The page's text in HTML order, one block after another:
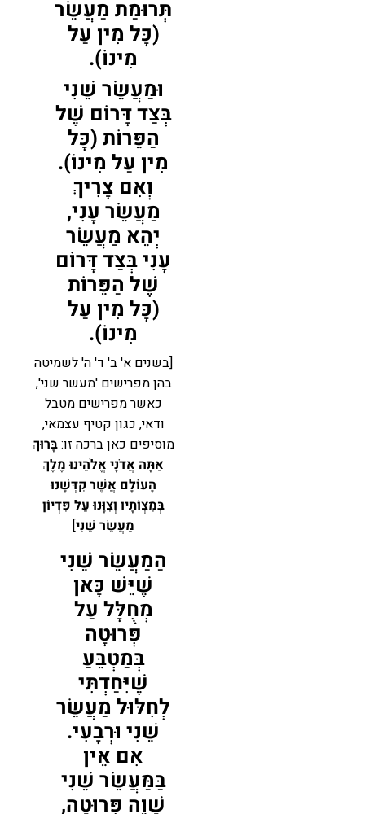
תְּרוּמַת מַעֲשֵׂר
(כָּל מִין עַל
מִינוֹ).
וּמַעֲשֵׂר שֵׁנִי
בְּצַד דָּרוֹם שֶׁל
הַפֵּרוֹת (כָּל
מִין עַל מִינוֹ).
וְאִם צָרִיךְ
מַעֲשֵׂר עָנִי,
יְהֵא מַעֲשֵׂר
עָנִי בְּצַד דָּרוֹם
שֶׁל הַפֵּרוֹת
(כָּל מִין עַל
מִינוֹ).
[בשנים א' ב' ד' ה' לשמיטה
בהן מפרישים 'מעשר שני',
כאשר מפרישים מטבל
ודאי, כגון קטיף עצמאי,
מוסיפים כאן ברכה זו:בָּרוּךְ
אַתָּה אֲדֹנָי אֱלֹהֵינוּ מֶלֶךְ
הָעוֹלָם אֲשֶׁר קִדְּשָׁנוּ
בְּמִצְוֹתָיו וְצִוָּנוּ עַל פִּדְיוֹן
מַעֲשֵׂר שֵׁנִי]
הַמַעֲשֵׂר שֵׁנִי
שֶׁיֵּשׁ כָּאן
מְחֻלָּל עַל
פְּרוּטָה
בְּמַטְבֵּעַ
שֶׁיִּחַדְתִּי
לְחִלּוּל מַעֲשֵׂר
שֵׁנִי וּרְבָעִי.
אִם אֵין
בַּמַּעֲשֵׂר שֵׁנִי
שָׁוֶה פְּרוּטָה,